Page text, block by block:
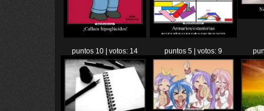
puntos 10 | votos: 14 puntos 5 | votos: 9